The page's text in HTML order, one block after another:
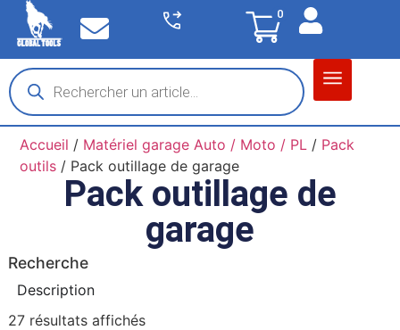
0
Accueil / Matériel garage Auto / Moto / PL / Pack
outils / Pack outillage de garage
Pack outillage de
garage
Recherche
Description
27 résultats affichés